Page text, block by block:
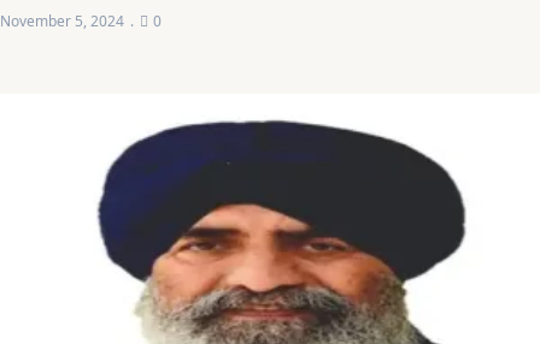
November 5, 2024 0